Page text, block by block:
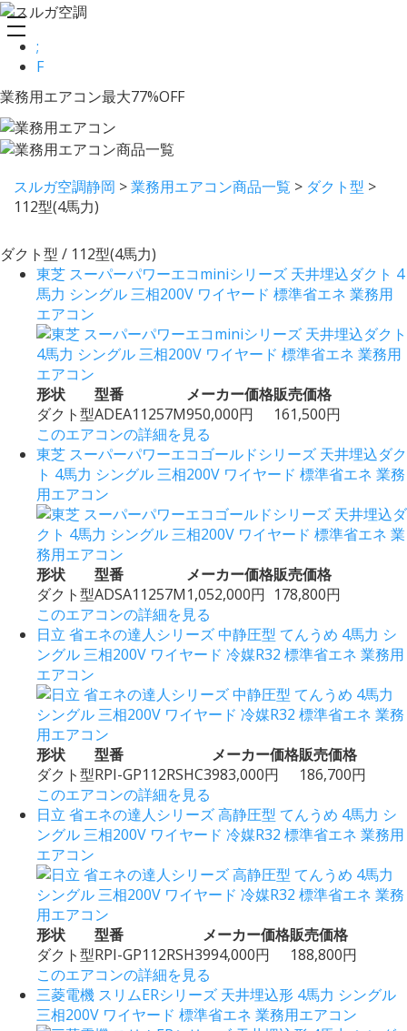
;
F
toggle
navigation
業務用エアコン最大77%OFF
スルガ空調静岡 >業務用エアコン商品一覧 > ダクト型 >
112型(4馬力)
ダクト型 / 112型(4馬力)
東芝 スーパーパワーエコminiシリーズ 天井埋込ダクト 4
馬力 シングル 三相200V ワイヤード 標準省エネ 業務用
エアコン
形状 型番 メーカー価格販売価格
ダクト型ADEA11257M950,000円
161,500円
このエアコンの詳細を見る
東芝 スーパーパワーエコゴールドシリーズ 天井埋込ダク
ト 4馬力 シングル 三相200V ワイヤード 標準省エネ 業務
用エアコン
形状 型番 メーカー価格販売価格
ダクト型ADSA11257M1,052,000円 178,800円
このエアコンの詳細を見る
日立 省エネの達人シリーズ 中静圧型 てんうめ 4馬力 シ
ングル 三相200V ワイヤード 冷媒R32 標準省エネ 業務用
エアコン
形状 型番 メーカー価格販売価格
ダクト型RPI-GP112RSHC3983,000円
186,700円
このエアコンの詳細を見る
日立 省エネの達人シリーズ 高静圧型 てんうめ 4馬力 シ
ングル 三相200V ワイヤード 冷媒R32 標準省エネ 業務用
エアコン
形状 型番 メーカー価格販売価格
ダクト型RPI-GP112RSH3994,000円
188,800円
このエアコンの詳細を見る
三菱電機 スリムERシリーズ 天井埋込形 4馬力 シングル
三相200V ワイヤード 標準省エネ 業務用エアコン